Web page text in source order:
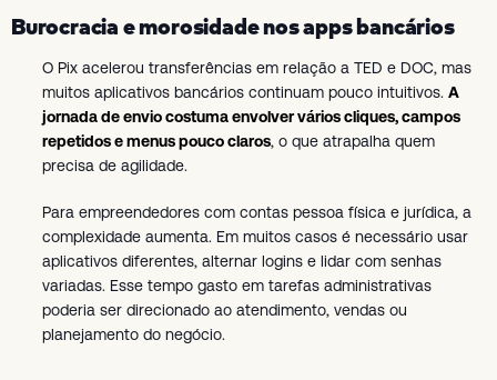
Burocracia e morosidade nos apps bancários
O Pix acelerou transferências em relação a TED e DOC, mas
muitos aplicativos bancários continuam pouco intuitivos. A
jornada de envio costuma envolver vários cliques, campos
repetidos e menus pouco claros, o que atrapalha quem
precisa de agilidade.
Para empreendedores com contas pessoa física e jurídica, a
complexidade aumenta. Em muitos casos é necessário usar
aplicativos diferentes, alternar logins e lidar com senhas
variadas. Esse tempo gasto em tarefas administrativas
poderia ser direcionado ao atendimento, vendas ou
planejamento do negócio.